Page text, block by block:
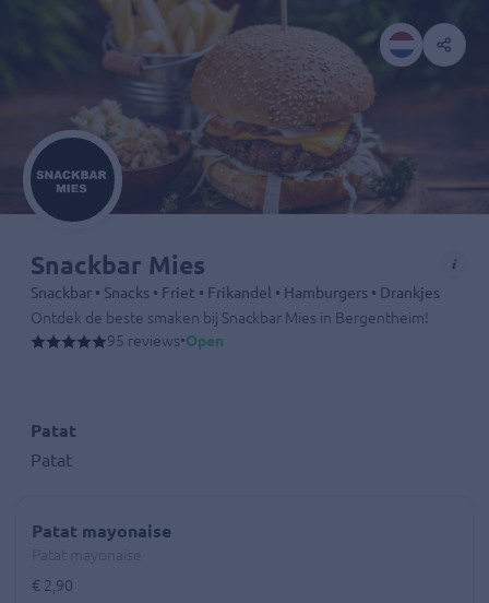
Snackbar Mies
Snackbar • Snacks • Friet • Frikandel • Hamburgers • Drankjes
Ontdek de beste smaken bij Snackbar Mies in Bergentheim! Van
95 reviews•Open
Patat
Patat
Patat mayonaise
€ 2,90